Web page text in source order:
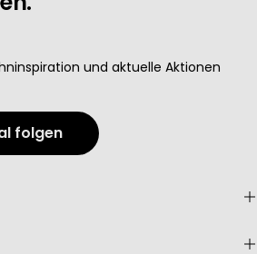
und aktuelle Aktionen
folgen